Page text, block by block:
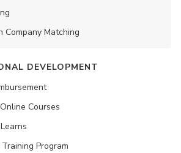
Company Matching
DEVELOPMENT
Courses
Program